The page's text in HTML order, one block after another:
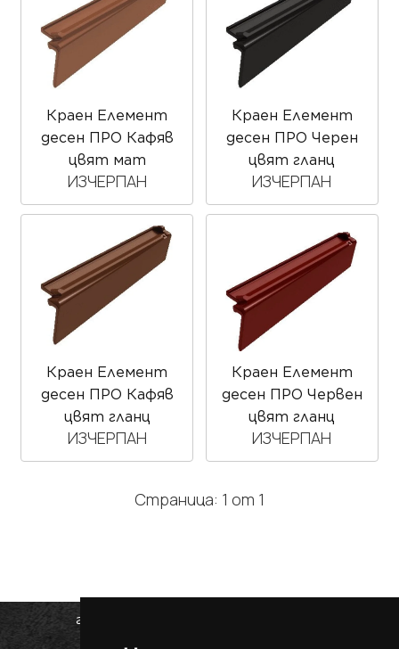
Краен Елемент
десен ПРО Кафяв
цвят мат
ИЗЧЕРПАН
Краен Елемент
десен ПРО Черен
цвят гланц
ИЗЧЕРПАН
Краен Елемент
десен ПРО Кафяв
цвят гланц
ИЗЧЕРПАН
Краен Елемент
десен ПРО Червен
цвят гланц
ИЗЧЕРПАН
Страница: 1 от 1
гр. Провадия, ул. Цоню Тодоров 48